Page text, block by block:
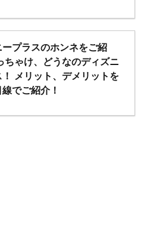
ープラスのホンネをご紹
ちゃけ、どうなのディズニ
！ メリット、デメリットを
でご紹介！